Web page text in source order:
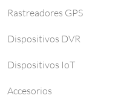
Rastreadores GPS
Dispositivos DVR
Dispositivos IoT
Accesorios